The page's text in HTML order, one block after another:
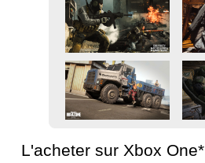
L'acheter sur Xbox One*